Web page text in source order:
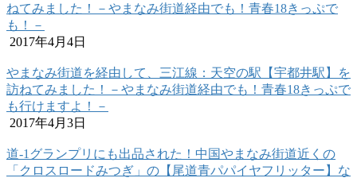
ねてみました！－やまなみ街道経由でも！青春18きっぷで
も！－
2017年4月4日
やまなみ街道を経由して、三江線：天空の駅【宇都井駅】を
訪ねてみました！－やまなみ街道経由でも！青春18きっぷで
も行けますよ！－
2017年4月3日
道-1グランプリにも出品された！中国やまなみ街道近くの
「クロスロードみつぎ」の【尾道青パパイヤフリッター】な